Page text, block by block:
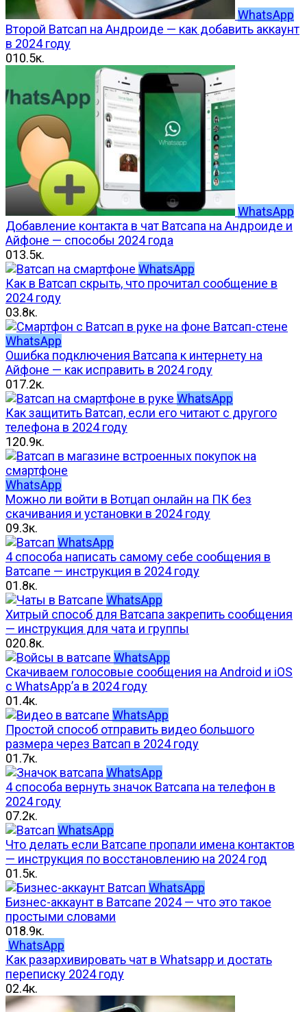
WhatsApp
Второй Ватсап на Андроиде — как добавить аккаунт
в 2024 году
010.5к.
WhatsApp
Добавление контакта в чат Ватсапа на Андроиде и
Айфоне — способы 2024 года
013.5к.
WhatsApp
Как в Ватсап скрыть, что прочитал сообщение в
2024 году
03.8к.
WhatsApp
Ошибка подключения Ватсапа к интернету на
Айфоне — как исправить в 2024 году
017.2к.
WhatsApp
Как защитить Ватсап, если его читают с другого
телефона в 2024 году
120.9к.
WhatsApp
Можно ли войти в Вотцап онлайн на ПК без
скачивания и установки в 2024 году
09.3к.
WhatsApp
4 способа написать самому себе сообщения в
Ватсапе — инструкция в 2024 году
01.8к.
WhatsApp
Хитрый способ для Ватсапа закрепить сообщения
— инструкция для чата и группы
020.8к.
WhatsApp
Скачиваем голосовые сообщения на Android и iOS
c WhatsApp’a в 2024 году
01.4к.
WhatsApp
Простой способ отправить видео большого
размера через Ватсап в 2024 году
01.7к.
WhatsApp
4 способа вернуть значок Ватсапа на телефон в
2024 году
07.2к.
WhatsApp
Что делать если Ватсапе пропали имена контактов
— инструкция по восстановлению на 2024 год
01.5к.
WhatsApp
Бизнес-аккаунт в Ватсапе 2024 — что это такое
простыми словами
018.9к.
WhatsApp
Как разархивировать чат в Whatsapp и достать
переписку 2024 году
02.4к.